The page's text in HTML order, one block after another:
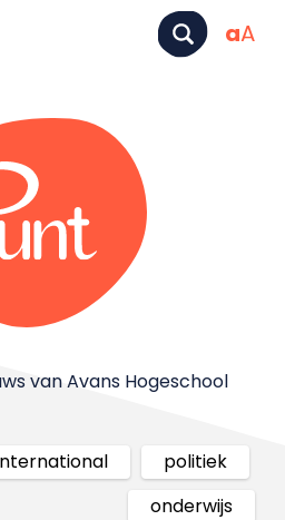
aA
van Avans Hogeschool
politiek
onderwijs